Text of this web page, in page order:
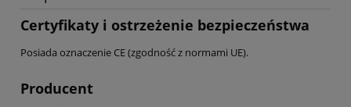
Certyfikaty i ostrzeżenie bezpieczeństwa
Posiada oznaczenie CE (zgodność z normami UE).
Producent